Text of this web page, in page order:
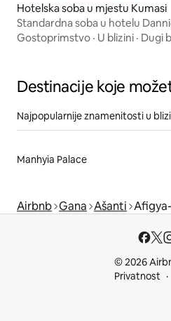
Hotelska soba u mjestu Kumasi
Standardna soba u hotelu
Gostoprimstvo · U blizini · Dugi
Destinacije koje
Najpopularnije znamenitosti u
Manhyia Palace
Airbnb Gana Ašanti
© 2026
Privatnost